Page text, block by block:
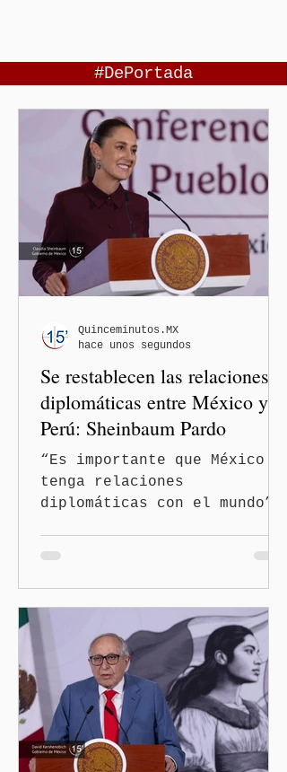
#DePortada
Se restablecen las relaciones
diplomáticas entre México y
Perú: Sheinbaum Pardo
“Es importante que México
tenga relaciones
diplomáticas con el mundo”,
Sheinbaum Pardo anunció el
restablecimiento de las
relaciones diplomáticas
entre los gobiernos de
México y Perú. “Es
importante que más allá de
la orientación política de
los gobiernos —porque hay
orientaciones políticas de
Quinceminutos.MX
hace unos segundos